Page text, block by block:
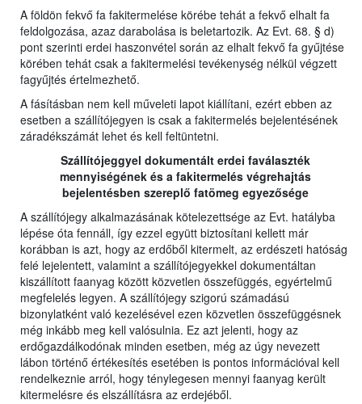
A földön fekvő fa fakitermelése körébe tehát a fekvő elhalt fa
feldolgozása, azaz darabolása is beletartozik. Az Evt. 68. § d)
pont szerinti erdei haszonvétel során az elhalt fekvő fa gyűjtése
körében tehát csak a fakitermelési tevékenység nélkül végzett
fagyűjtés értelmezhető.
A fásításban nem kell műveleti lapot kiállítani, ezért ebben az
esetben a szállítójegyen is csak a fakitermelés bejelentésének
záradékszámát lehet és kell feltüntetni.
Szállítójeggyel dokumentált erdei faválaszték
mennyiségének és a fakitermelés végrehajtás
bejelentésben szereplő fatömeg egyezősége
A szállítójegy alkalmazásának kötelezettsége az Evt. hatályba
lépése óta fennáll, így ezzel együtt biztosítani kellett már
korábban is azt, hogy az erdőből kitermelt, az erdészeti hatóság
felé lejelentett, valamint a szállítójegyekkel dokumentáltan
kiszállított faanyag között közvetlen összefüggés, egyértelmű
megfelelés legyen. A szállítójegy szigorú számadású
bizonylatként való kezelésével ezen közvetlen összefüggésnek
még inkább meg kell valósulnia. Ez azt jelenti, hogy az
erdőgazdálkodónak minden esetben, még az úgy nevezett
lábon történő értékesítés esetében is pontos információval kell
rendelkeznie arról, hogy ténylegesen mennyi faanyag került
kitermelésre és elszállításra az erdejéből.